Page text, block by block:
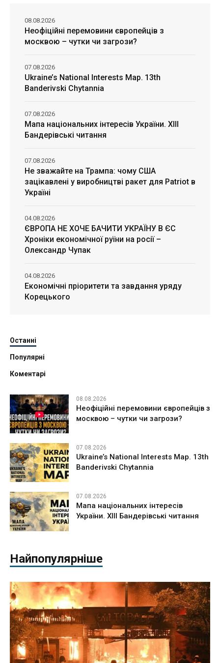
Неофіційні перемовини європейців з
москвою – чутки чи загрози?
08.08.2026
Ukraine’s National Interests Map. 13th
Banderivski Chytannia
07.08.2026
Мапа національних інтересів України. ХІІІ
Бандерівські читання
07.08.2026
Не зважайте на Трампа: чому США
зацікавлені у виробництві ракет для Patriot в
Україні
07.08.2026
ЄВРОПА НЕ ХОЧЕ БАЧИТИ УКРАЇНУ В ЄС
Хроніки економічної руїни на росії –
Олександр Чупак
04.08.2026
Економічні пріоритети та завдання уряду
Корецького
04.08.2026
Останні
Популярні
Коментарі
08.08.2026
Неофіційні перемовини європейців з
москвою – чутки чи загрози?
07.08.2026
Ukraine’s National Interests Map. 13th
Banderivski Chytannia
07.08.2026
Мапа національних інтересів
України. ХІІІ Бандерівські читання
Найпопулярніше